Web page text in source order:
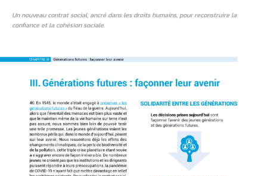
Un nouveau contrat social, ancré dans les droits humains, pour reconstruire la
confiance et la cohésion sociale.